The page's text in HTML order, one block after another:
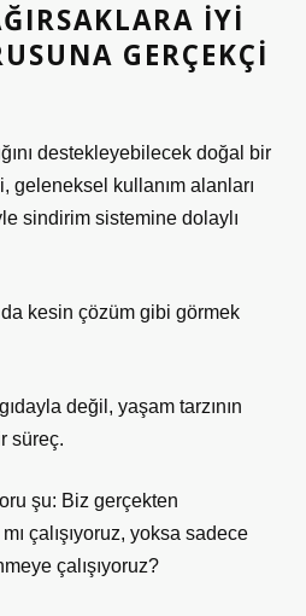
IYI
GERÇEKÇI
destekleyebilecek doğal bir
geleneksel kullanım alanları
sindirim sistemine dolaylı
kesin çözüm gibi görmek
değil, yaşam tarzının
süreç.
şu: Biz gerçekten
çalışıyoruz, yoksa sadece
çalışıyoruz?